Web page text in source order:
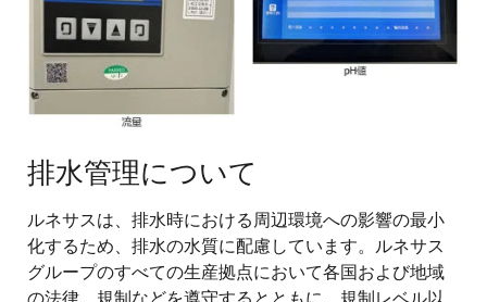
排水管理について
ルネサスは、排水時における周辺環境への影響の最小
化するため、排水の水質に配慮しています。ルネサス
グループのすべての生産拠点において各国および地域